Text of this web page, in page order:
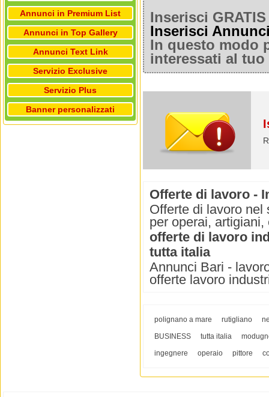
Annunci in Premium List
Annunci in Top Gallery
Annunci Text Link
Servizio Exclusive
Servizio Plus
Banner personalizzati
Inserisci
Inserisci
In questo modo
interessati al
Offerte di lavoro -
Offerte di lavoro nel
per operai,
offerte di lavoro
tutta italia
Annunci Bari -
offerte lavoro
polignano a mare rutigliano
BUSINESS
tutta italia
ingegnere
operaio pittore